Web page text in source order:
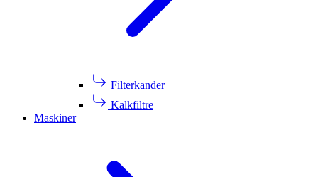
Filterkander
Kalkfiltre
Maskiner